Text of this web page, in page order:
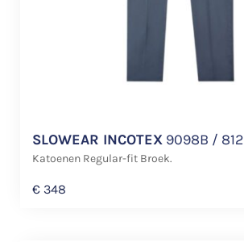
SLOWEAR INCOTEX 9098B / 812
Katoenen Regular-fit Broek.
€ 348